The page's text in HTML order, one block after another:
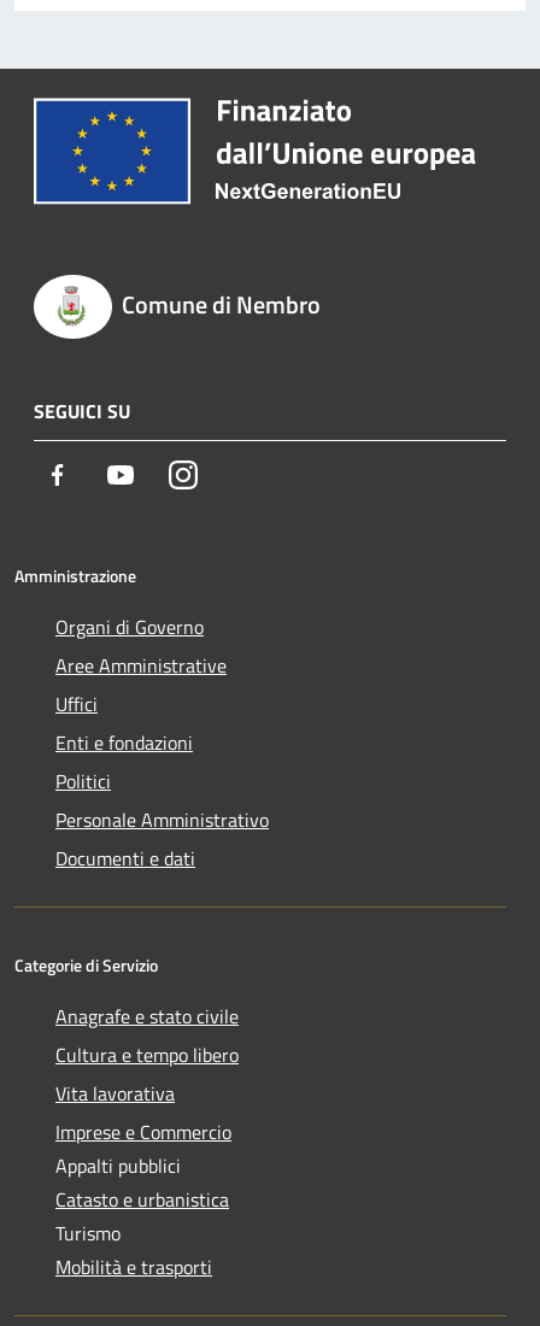
Comune di Nembro
SEGUICI SU
Facebook YoutubeInstagram
Amministrazione
Organi di Governo
Aree Amministrative
Uffici
Enti e fondazioni
Politici
Personale Amministrativo
Documenti e dati
Categorie di Servizio
Anagrafe e stato civile
Cultura e tempo libero
Vita lavorativa
Imprese e Commercio
Appalti pubblici
Catasto e urbanistica
Turismo
Mobilità e trasporti